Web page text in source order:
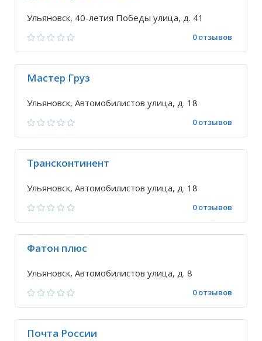
Ульяновск, 40-летия Победы улица, д. 41
0 отзывов
Мастер Груз
Ульяновск, Автомобилистов улица, д. 18
0 отзывов
Трансконтинент
Ульяновск, Автомобилистов улица, д. 18
0 отзывов
Фатон плюс
Ульяновск, Автомобилистов улица, д. 8
0 отзывов
Почта России